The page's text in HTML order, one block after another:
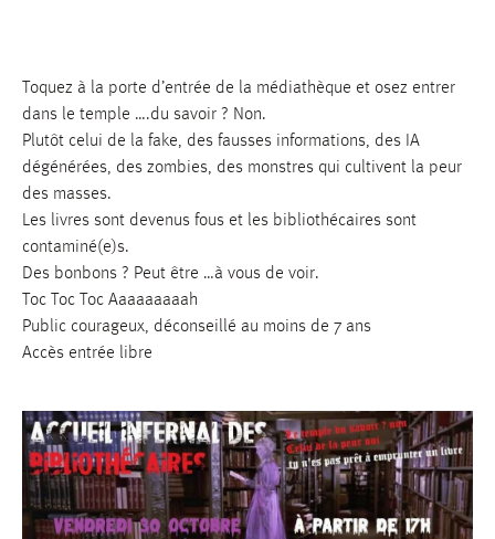
Leaflet |©OpenStreetMapcontributors ©CARTO
Toquez à la porte d’entrée de la médiathèque et osez entrer
dans le temple ….du savoir ? Non.
Plutôt celui de la fake, des fausses informations, des IA
dégénérées, des zombies, des monstres qui cultivent la peur
des masses.
Les livres sont devenus fous et les bibliothécaires sont
contaminé(e)s.
Des bonbons ? Peut être …à vous de voir.
Toc Toc Toc Aaaaaaaaah
Public courageux, déconseillé au moins de 7 ans
Accès entrée libre